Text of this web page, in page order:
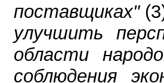
поставщиках"
улучшить
области
соблюдения